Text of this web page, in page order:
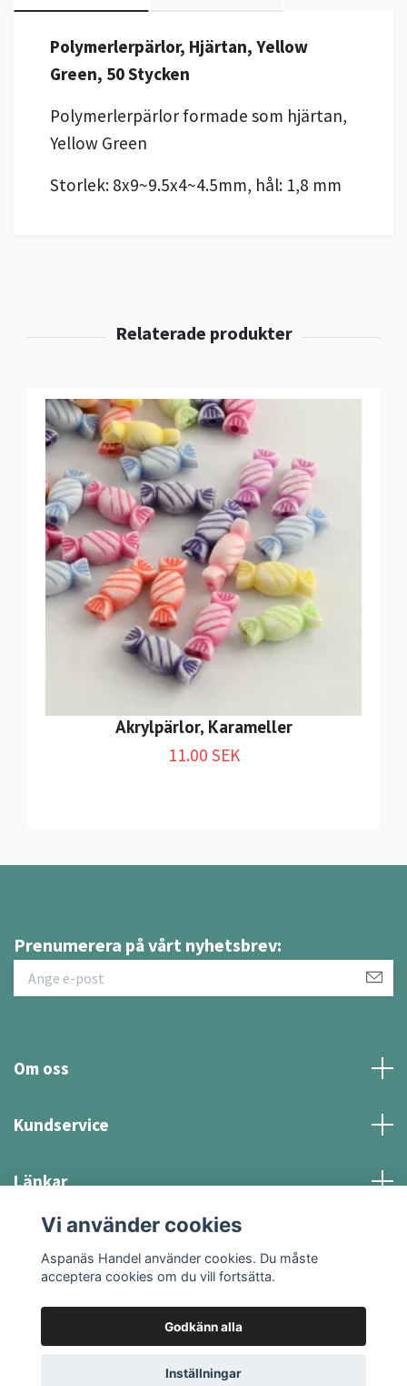
Polymerlerpärlor, Hjärtan, Yellow
Green, 50 Stycken
Polymerlerpärlor formade som hjärtan,
Yellow Green
Storlek: 8x9~9.5x4~4.5mm, hål: 1,8 mm
Akrylpärlor, Karameller
11.00 SEK
Prenumerera på vårt nyhetsbrev:
Om oss
Kundservice
Länkar
Sociala medier
© 2026 Aspanäs Handel
Vi använder cookies
Aspanäs Handel använder cookies. Du måste
acceptera cookies om du vill fortsätta.
Godkänn alla
Inställningar